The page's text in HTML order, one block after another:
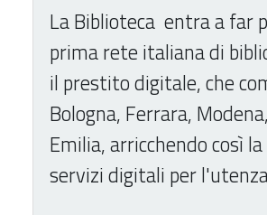
La Biblioteca entra a far
prima rete italiana di
il prestito digitale, che
Bologna, Ferrara,
Emilia,arricchendo così
servizi digitali per